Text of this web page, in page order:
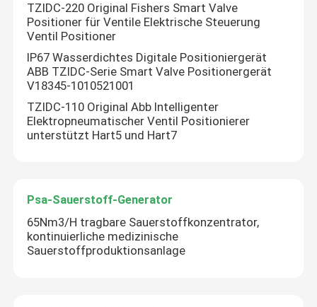
Referenzen
PSA-Gasgenerator
Psa-Sauerstoff-Generator
Luftkompressor-Booster
ABB-Durchflussmesser
TZIDC-220 Original Fishers Smart Valve
Positioner für Ventile Elektrische Steuerung
Ventil Positioner
IP67 Wasserdichtes Digitale Positioniergerät
ABB TZIDC-Serie Smart Valve Positionergerät
V18345-1010521001
TZIDC-110 Original Abb Intelligenter
Elektropneumatischer Ventil Positionierer
unterstützt Hart5 und Hart7
Psa-Sauerstoff-Generator
65Nm3/H tragbare Sauerstoffkonzentrator,
kontinuierliche medizinische
Sauerstoffproduktionsanlage